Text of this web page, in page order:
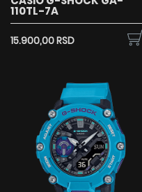
110TL-7A
15.900,00 RSD